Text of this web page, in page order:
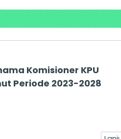
Komisioner KPU
Periode 2023-2028